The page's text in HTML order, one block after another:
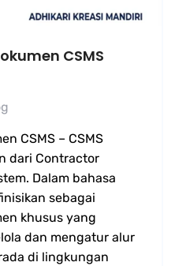
CSMS
CSMS – CSMS
dari Contractor
Dalam bahasa
sebagai
khusus yang
dan mengatur alur
di lingkungan